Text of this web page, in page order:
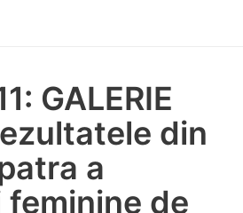
GALERIE
din
a
de